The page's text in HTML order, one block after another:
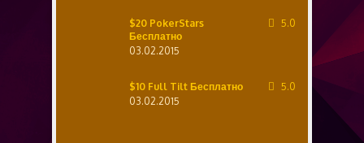
$20 PokerStars
Бесплатно
03.02.2015
5.0
$10 Full Tilt Бесплатно
03.02.2015
5.0